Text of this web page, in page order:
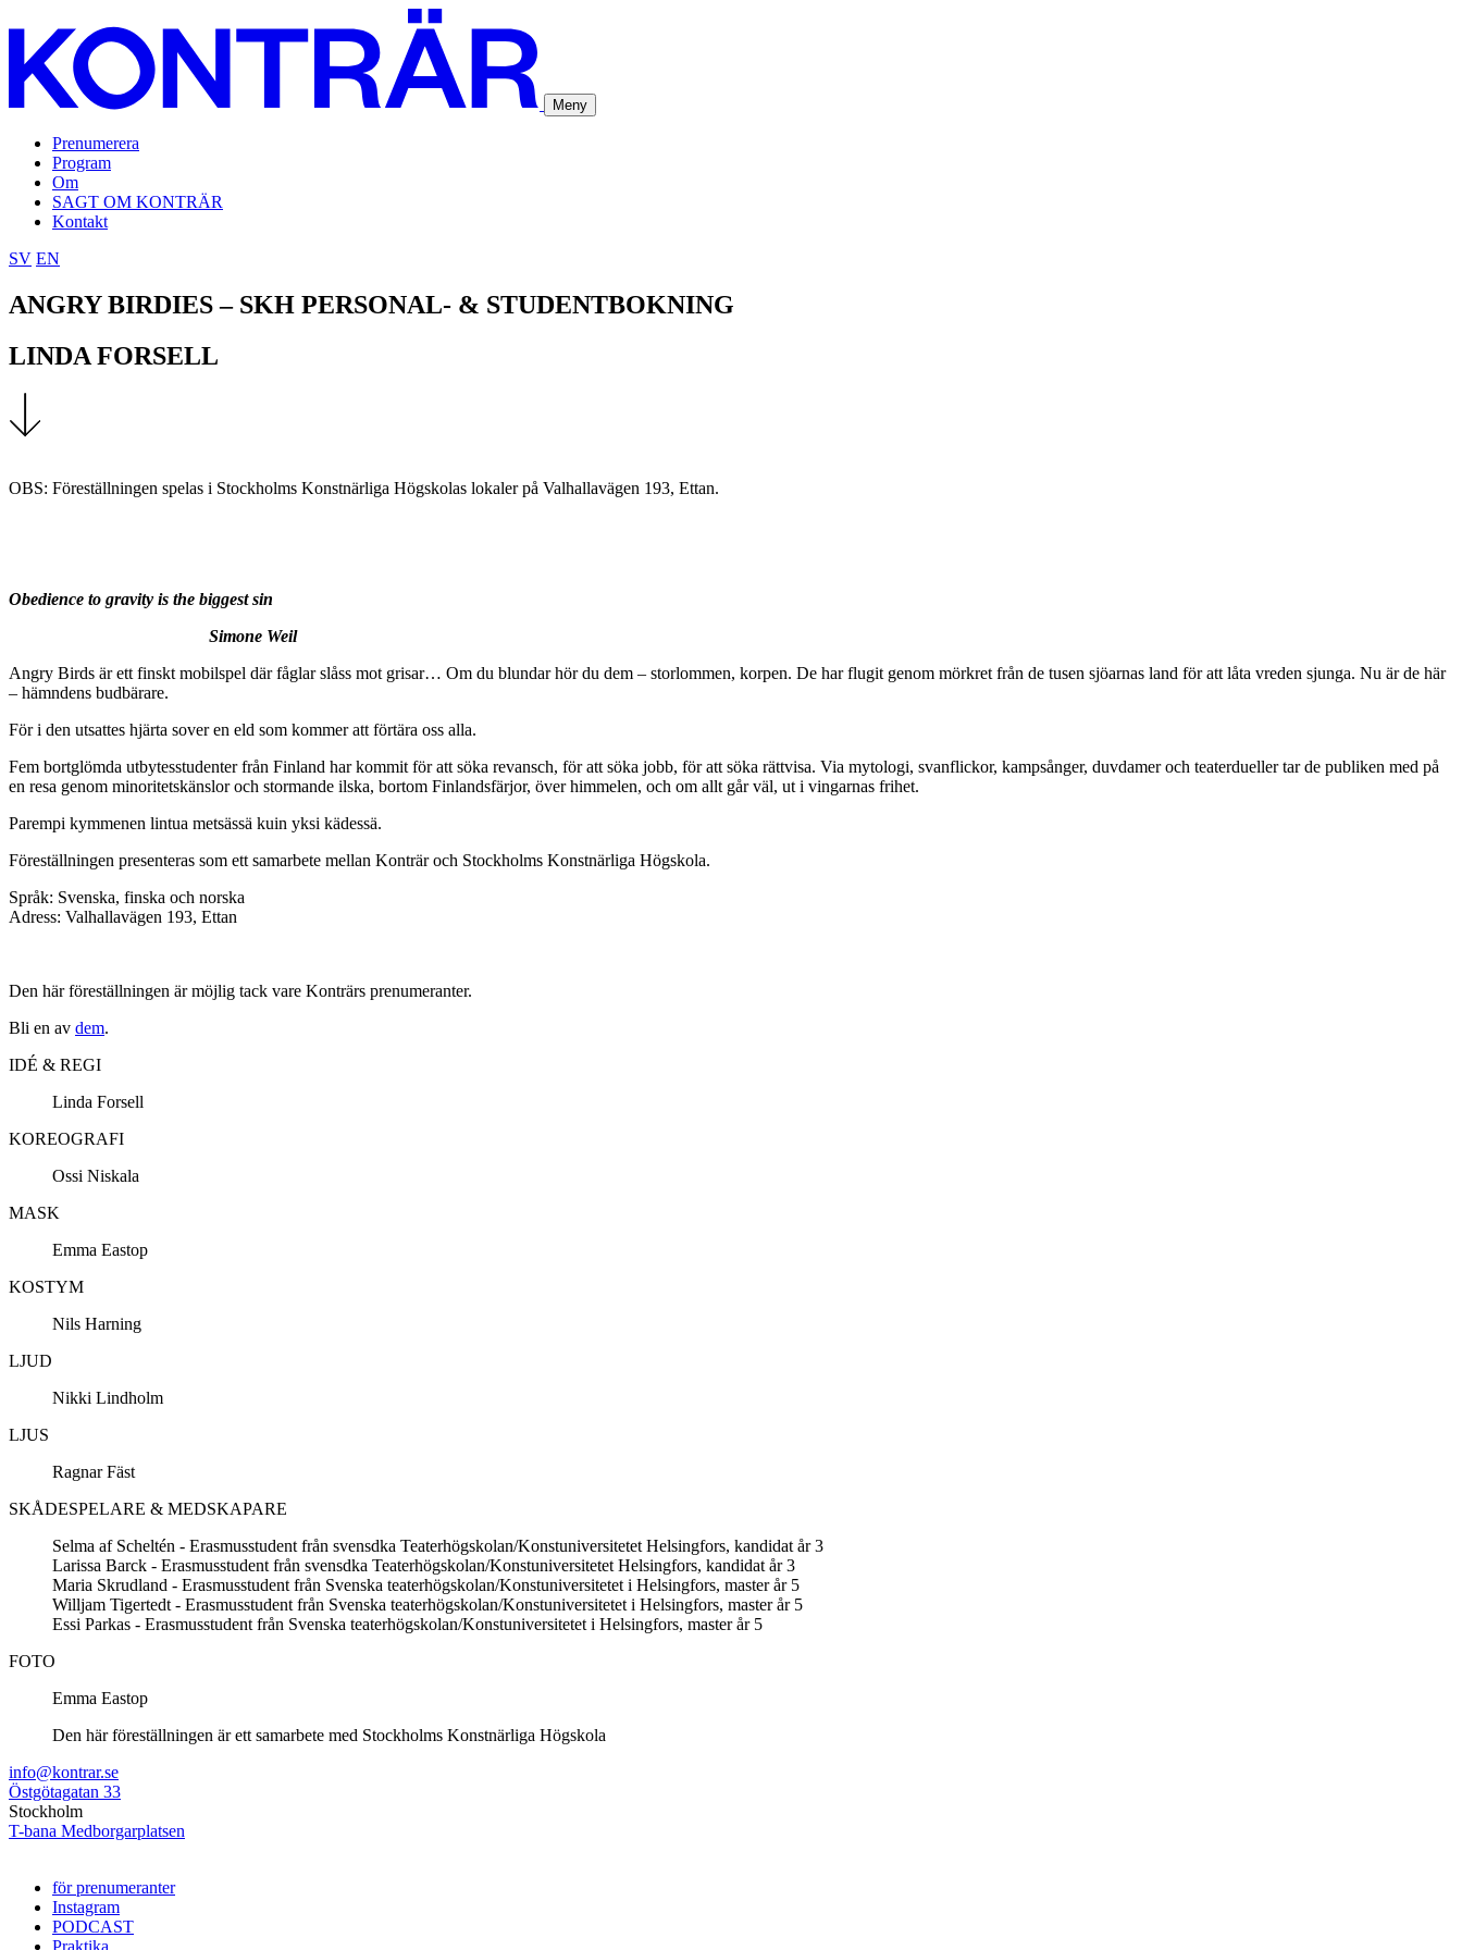
Meny
Prenumerera
Program
Om
SAGT OM KONTRÄR
Kontakt
SV EN
ANGRY BIRDIES – SKH PERSONAL- & STUDENTBOKNING
LINDA FORSELL
OBS: Föreställningen spelas i Stockholms Konstnärliga Högskolas lokaler på Valhallavägen 193, Ettan.
Obedience to gravity is the biggest sin
Simone Weil
Angry Birds är ett finskt mobilspel där fåglar slåss mot grisar… Om du blundar hör du dem – storlommen, korpen. De har flugit genom mörkret från de tusen sjöarnas land för att låta vreden sjunga. Nu är de här
– hämndens budbärare.
För i den utsattes hjärta sover en eld som kommer att förtära oss alla.
Fem bortglömda utbytesstudenter från Finland har kommit för att söka revansch, för att söka jobb, för att söka rättvisa. Via mytologi, svanflickor, kampsånger, duvdamer och teaterdueller tar de publiken med på
en resa genom minoritetskänslor och stormande ilska, bortom Finlandsfärjor, över himmelen, och om allt går väl, ut i vingarnas frihet.
Parempi kymmenen lintua metsässä kuin yksi kädessä.
Föreställningen presenteras som ett samarbete mellan Konträr och Stockholms Konstnärliga Högskola.
Språk: Svenska, finska och norska
Adress: Valhallavägen 193, Ettan
Den här föreställningen är möjlig tack vare Konträrs prenumeranter.
Bli en av dem.
IDÉ & REGI
Linda Forsell
KOREOGRAFI
Ossi Niskala
MASK
Emma Eastop
KOSTYM
Nils Harning
LJUD
Nikki Lindholm
LJUS
Ragnar Fäst
SKÅDESPELARE & MEDSKAPARE
Selma af Scheltén - Erasmusstudent från svensdka Teaterhögskolan/Konstuniversitetet Helsingfors, kandidat år 3
Larissa Barck - Erasmusstudent från svensdka Teaterhögskolan/Konstuniversitetet Helsingfors, kandidat år 3
Maria Skrudland - Erasmusstudent från Svenska teaterhögskolan/Konstuniversitetet i Helsingfors, master år 5
Willjam Tigertedt - Erasmusstudent från Svenska teaterhögskolan/Konstuniversitetet i Helsingfors, master år 5
Essi Parkas - Erasmusstudent från Svenska teaterhögskolan/Konstuniversitetet i Helsingfors, master år 5
FOTO
Emma Eastop
Den här föreställningen är ett samarbete med Stockholms Konstnärliga Högskola
info@kontrar.se
Östgötagatan 33
Stockholm
T-bana Medborgarplatsen
för prenumeranter
Instagram
PODCAST
Praktika